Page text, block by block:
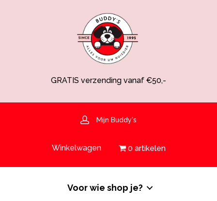
GRATIS verzending vanaf €50,-
Spaarsysteem voor korting!
GRATIS bezorging in de regio
Mijn Buddy's
Winkelwagen 0 artikelen
Voor wie shop je?